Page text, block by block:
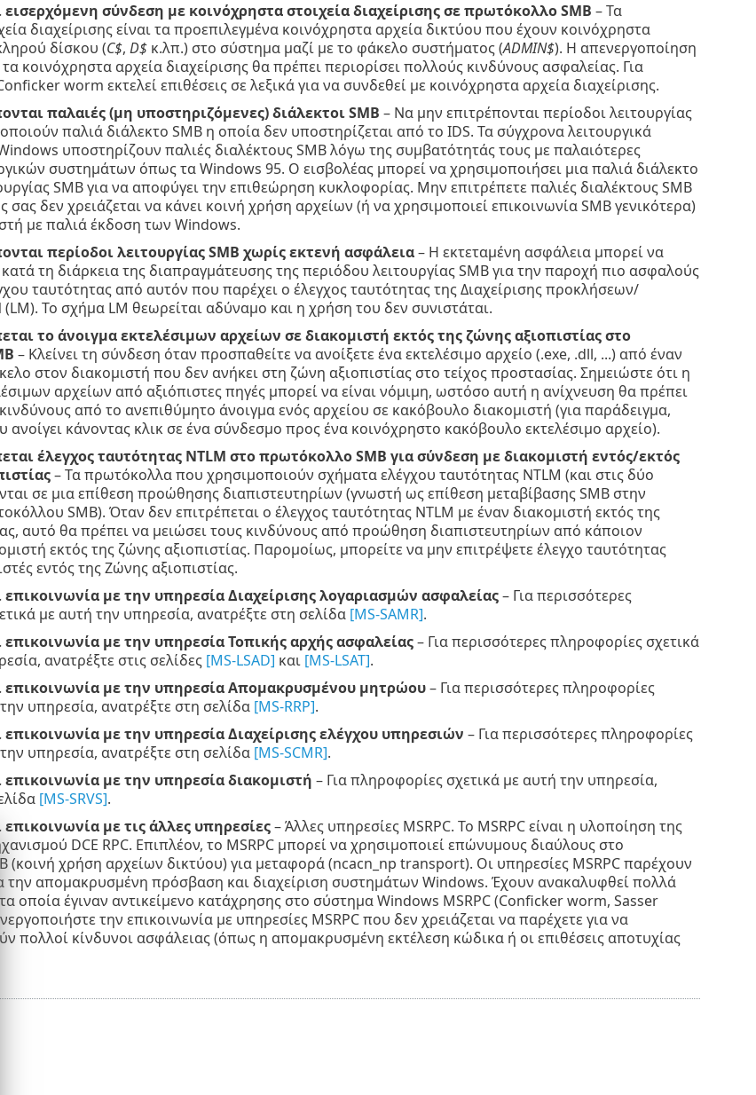
σύνδεση με κοινόχρηστα στοιχεία διαχείρισης σε πρωτόκολλο SMB – Τα
διαχείρισης είναι τα προεπιλεγμένα κοινόχρηστα αρχεία δικτύου που έχουν κοινόχρηστα
δίσκου (C$, D$κ.λπ.) στο σύστημα μαζί με το φάκελο συστήματος (ADMIN$). Η απενεργοποίηση
κοινόχρηστα αρχεία διαχείρισης θα πρέπει περιορίσει πολλούς κινδύνους ασφαλείας. Για
worm εκτελεί επιθέσεις σε λεξικά για να συνδεθεί με κοινόχρηστα αρχεία διαχείρισης.
παλαιές (μη υποστηριζόμενες) διάλεκτοι SMB – Να μην επιτρέπονται περίοδοι λειτουργίας
παλιά διάλεκτο SMB η οποία δεν υποστηρίζεται από το IDS. Τα σύγχρονα λειτουργικά
υποστηρίζουν παλιές διαλέκτους SMB λόγω της συμβατότητάς τους με παλαιότερες
συστημάτων όπως τα Windows 95. Ο εισβολέας μπορεί να χρησιμοποιήσει μια παλιά διάλεκτο
SMB για να αποφύγει την επιθεώρηση κυκλοφορίας. Μην επιτρέπετε παλιές διαλέκτους SMB
σας δεν χρειάζεται να κάνει κοινή χρήση αρχείων (ή να χρησιμοποιεί επικοινωνία SMB γενικότερα)
με παλιά έκδοση των Windows.
περίοδοι λειτουργίας SMB χωρίς εκτενή ασφάλεια– Η εκτεταμένη ασφάλεια μπορεί να
τη διάρκεια της διαπραγμάτευσης της περιόδου λειτουργίας SMB για την παροχή πιο ασφαλούς
ταυτότητας από αυτόν που παρέχει ο έλεγχος ταυτότητας της Διαχείρισης προκλήσεων/
Το σχήμα LM θεωρείται αδύναμο και η χρήση του δεν συνιστάται.
το άνοιγμα εκτελέσιμων αρχείων σε διακομιστή εκτός της ζώνης αξιοπιστίας στο
– Κλείνει τη σύνδεση όταν προσπαθείτε να ανοίξετε ένα εκτελέσιμο αρχείο (.exe, .dll, ...) από έναν
στον διακομιστή που δεν ανήκει στη ζώνη αξιοπιστίας στο τείχος προστασίας. Σημειώστε ότι η
αρχείων από αξιόπιστες πηγές μπορεί να είναι νόμιμη, ωστόσο αυτή η ανίχνευση θα πρέπει
από το ανεπιθύμητο άνοιγμα ενός αρχείου σε κακόβουλο διακομιστή (για παράδειγμα,
ανοίγει κάνοντας κλικ σε ένα σύνδεσμο προς ένα κοινόχρηστο κακόβουλο εκτελέσιμο αρχείο).
έλεγχος ταυτότητας NTLM στο πρωτόκολλο SMB για σύνδεση με διακομιστή εντός/εκτός
– Τα πρωτόκολλα που χρησιμοποιούν σχήματα ελέγχου ταυτότητας NTLM (και στις δύο
σε μια επίθεση προώθησης διαπιστευτηρίων (γνωστή ως επίθεση μεταβίβασης SMB στην
SMB). Όταν δεν επιτρέπεται ο έλεγχος ταυτότητας NTLM με έναν διακομιστή εκτός της
αυτό θα πρέπει να μειώσει τους κινδύνους από προώθηση διαπιστευτηρίων από κάποιον
εκτός της ζώνης αξιοπιστίας. Παρομοίως, μπορείτε να μην επιτρέψετε έλεγχο ταυτότητας
εντός της Ζώνης αξιοπιστίας.
επικοινωνία με την υπηρεσία Διαχείρισης λογαριασμών ασφαλείας– Για περισσότερες
με αυτή την υπηρεσία, ανατρέξτε στη σελίδα [MS-SAMR].
επικοινωνία με την υπηρεσία Τοπικής αρχής ασφαλείας– Για περισσότερες πληροφορίες σχετικά
ανατρέξτε στις σελίδες [MS-LSAD] και [MS-LSAT].
επικοινωνία με την υπηρεσία Απομακρυσμένου μητρώου– Για περισσότερες πληροφορίες
υπηρεσία, ανατρέξτε στη σελίδα [MS-RRP].
με την υπηρεσία Διαχείρισης ελέγχου υπηρεσιών – Για περισσότερες πληροφορίες
υπηρεσία, ανατρέξτε στη σελίδα [MS-SCMR].
επικοινωνία με την υπηρεσία διακομιστή – Για πληροφορίες σχετικά με αυτή την υπηρεσία,
[MS-SRVS].
με τις άλλες υπηρεσίες– Άλλες υπηρεσίες MSRPC. Το MSRPC είναι η υλοποίηση της
DCE RPC. Επιπλέον, το MSRPC μπορεί να χρησιμοποιεί επώνυμους διαύλους στο
(κοινή χρήση αρχείων δικτύου) για μεταφορά (ncacn_np transport). Οι υπηρεσίες MSRPC παρέχουν
την απομακρυσμένη πρόσβαση και διαχείριση συστημάτων Windows. Έχουν ανακαλυφθεί πολλά
τα οποία έγιναν αντικείμενο κατάχρησης στο σύστημα Windows MSRPC (Conficker worm, Sasser
την επικοινωνία με υπηρεσίες MSRPC που δεν χρειάζεται να παρέχετε για να
πολλοί κίνδυνοι ασφάλειας (όπως η απομακρυσμένη εκτέλεση κώδικα ή οι επιθέσεις αποτυχίας